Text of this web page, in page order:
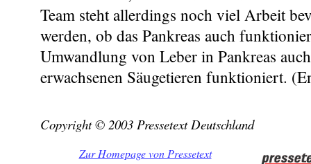
Team steht allerdings noch viel Arbeit
werden, ob das Pankreas auch
Umwandlung von Leber in Pankreas
erwachsenen Säugetieren funktioniert.
Copyright © 2003 Pressetext Deutschland
Zur Homepage von Pressetext